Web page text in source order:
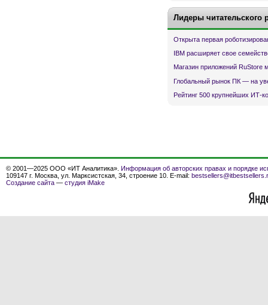
Лидеры читательского
Открыта первая
IBM расширяет свое
Магазин приложений RuStore
Глобальный рынок ПК — на
Рейтинг 500 крупнейших ИТ-
© 2001—2025 ООО «ИТ Аналитика». Информация об авторских правах и порядке
109147 г. Москва, ул. Марксистская, 34, строение 10. E-mail:
Создание сайта — студия iMake